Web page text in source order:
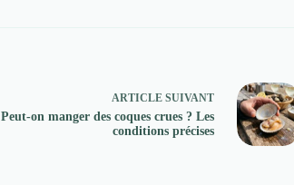
ARTICLESUIVANT
Peut-on manger des coques crues ? Les
conditions précises